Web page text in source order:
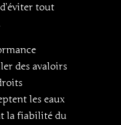
tout
des avaloirs
les eaux
la fiabilité du